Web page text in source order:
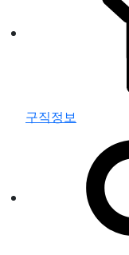
구직정보